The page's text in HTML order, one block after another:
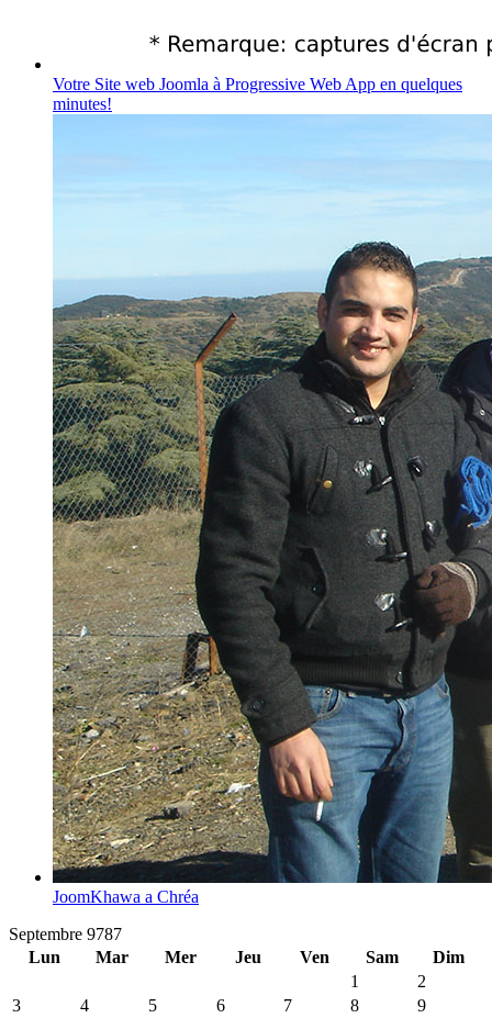
Votre Site web Joomla à Progressive Web App en quelques
minutes!
JoomKhawa a Chréa
Septembre 9787
Lun
Mar Mer Jeu Ven Sam
Dim
1
2
3
4 5 6 7 8
9